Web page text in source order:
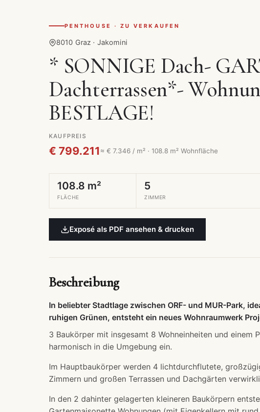
PENTHOUSE · ZU VERKAUFEN
8010 Graz · Jakomini
* SONNIGE Dach-
Dachterrassen*-
BESTLAGE!
KAUFPREIS
€ 799.211≈ € 7.346 / m² · 108.8 m² Wohnfläche
108.8 m²
FLÄCHE
5
ZIMMER
Exposé als PDF ansehen & drucken
Beschreibung
In beliebter Stadtlage zwischen ORF- und MUR-Park,
ruhigen Grünen, entsteht ein neues Wohnraumwerk
3 Baukörper mit insgesamt 8 Wohneinheiten und einem
harmonisch in die Umgebung ein.
Im Hauptbaukörper werden 4 lichtdurchflutete,
Zimmern und großen Terrassen und Dachgärten
In den 2 dahinter gelagerten kleineren Baukörpern